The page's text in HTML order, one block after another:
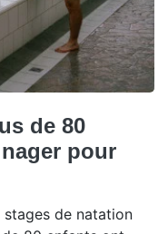
de 80
pour
stages de natation